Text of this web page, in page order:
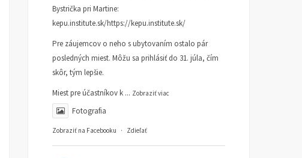
Bystrička pri Martine:
kepu.institute.sk/https://kepu.institute.sk/
Pre záujemcov o neho s ubytovaním ostalo pár
posledných miest. Môžu sa prihlásiť do 31. júla, čím
skôr, tým lepšie.
Miest pre účastníkov k ... Zobraziť viac
Fotografia
Zobraziť na Facebooku · Zdieľať